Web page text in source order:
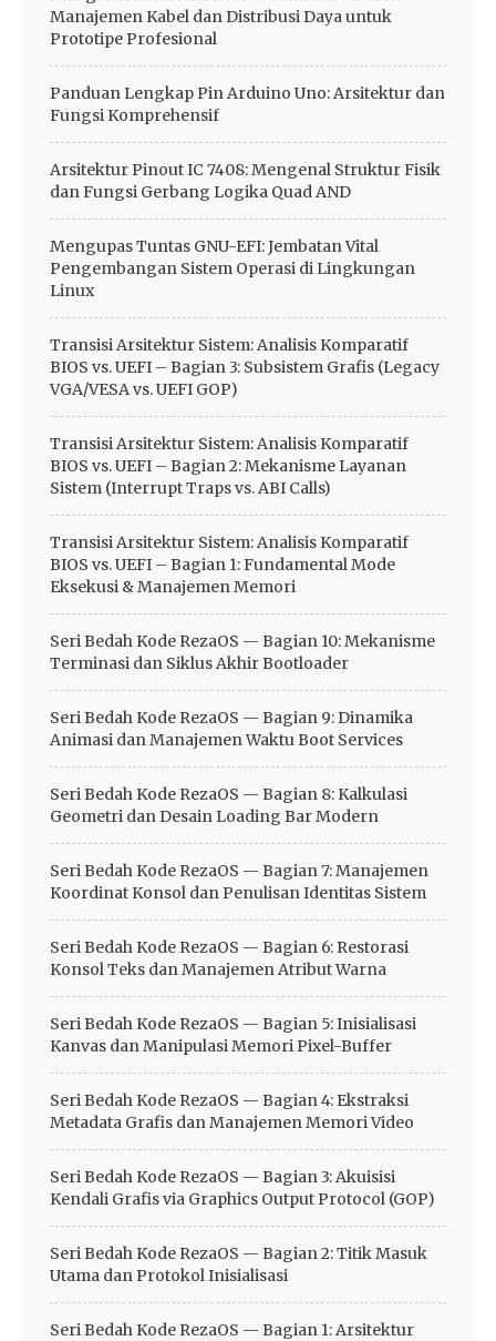
Manajemen Kabel dan Distribusi Daya untuk
Prototipe Profesional
Panduan Lengkap Pin Arduino Uno: Arsitektur dan
Fungsi Komprehensif
Arsitektur Pinout IC 7408: Mengenal Struktur Fisik
dan Fungsi Gerbang Logika Quad AND
Mengupas Tuntas GNU-EFI: Jembatan Vital
Pengembangan Sistem Operasi di Lingkungan
Linux
Transisi Arsitektur Sistem: Analisis Komparatif
BIOS vs. UEFI – Bagian 3: Subsistem Grafis (Legacy
VGA/VESA vs. UEFI GOP)
Transisi Arsitektur Sistem: Analisis Komparatif
BIOS vs. UEFI – Bagian 2: Mekanisme Layanan
Sistem (Interrupt Traps vs. ABI Calls)
Transisi Arsitektur Sistem: Analisis Komparatif
BIOS vs. UEFI – Bagian 1: Fundamental Mode
Eksekusi & Manajemen Memori
Seri Bedah Kode RezaOS — Bagian 10: Mekanisme
Terminasi dan Siklus Akhir Bootloader
Seri Bedah Kode RezaOS — Bagian 9: Dinamika
Animasi dan Manajemen Waktu Boot Services
Seri Bedah Kode RezaOS — Bagian 8: Kalkulasi
Geometri dan Desain Loading Bar Modern
Seri Bedah Kode RezaOS — Bagian 7: Manajemen
Koordinat Konsol dan Penulisan Identitas Sistem
Seri Bedah Kode RezaOS — Bagian 6: Restorasi
Konsol Teks dan Manajemen Atribut Warna
Seri Bedah Kode RezaOS — Bagian 5: Inisialisasi
Kanvas dan Manipulasi Memori Pixel-Buffer
Seri Bedah Kode RezaOS — Bagian 4: Ekstraksi
Metadata Grafis dan Manajemen Memori Video
Seri Bedah Kode RezaOS — Bagian 3: Akuisisi
Kendali Grafis via Graphics Output Protocol (GOP)
Seri Bedah Kode RezaOS — Bagian 2: Titik Masuk
Utama dan Protokol Inisialisasi
Seri Bedah Kode RezaOS — Bagian 1: Arsitektur